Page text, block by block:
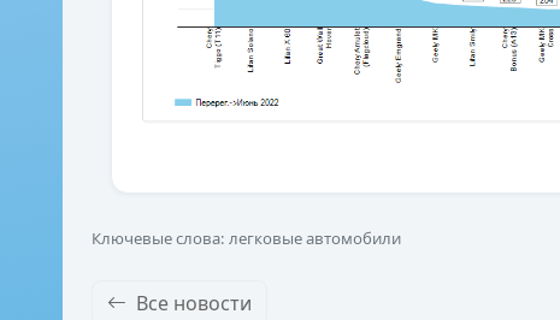
Ключевые слова: легковые автомобили
Все новости